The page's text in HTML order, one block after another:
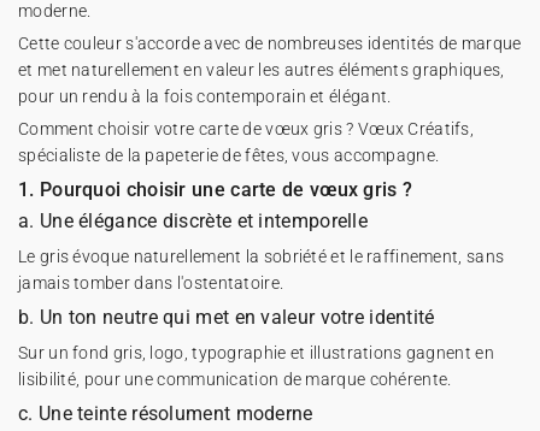
moderne.
Cette couleur s'accorde avec de nombreuses identités de marque
et met naturellement en valeur les autres éléments graphiques,
pour un rendu à la fois contemporain et élégant.
Comment choisir votre carte de vœux gris ? Vœux Créatifs,
spécialiste de la papeterie de fêtes, vous accompagne.
1. Pourquoi choisir une carte de vœux gris ?
a. Une élégance discrète et intemporelle
Le gris évoque naturellement la sobriété et le raffinement, sans
jamais tomber dans l'ostentatoire.
b. Un ton neutre qui met en valeur votre identité
Sur un fond gris, logo, typographie et illustrations gagnent en
lisibilité, pour une communication de marque cohérente.
c. Une teinte résolument moderne